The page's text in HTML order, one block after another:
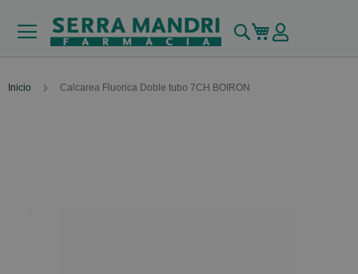
Buscar
Mi carrito
Inicio Calcarea Fluorica Doble tubo 7CH BOIRON